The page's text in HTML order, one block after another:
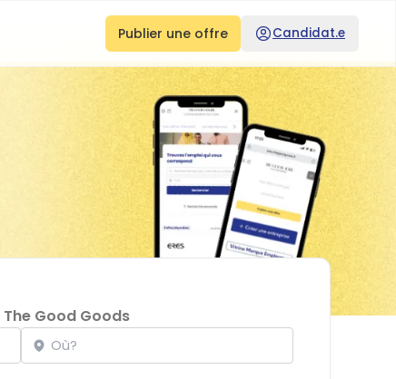
Publier une offre Candidat.e
The Good Goods
Localisation